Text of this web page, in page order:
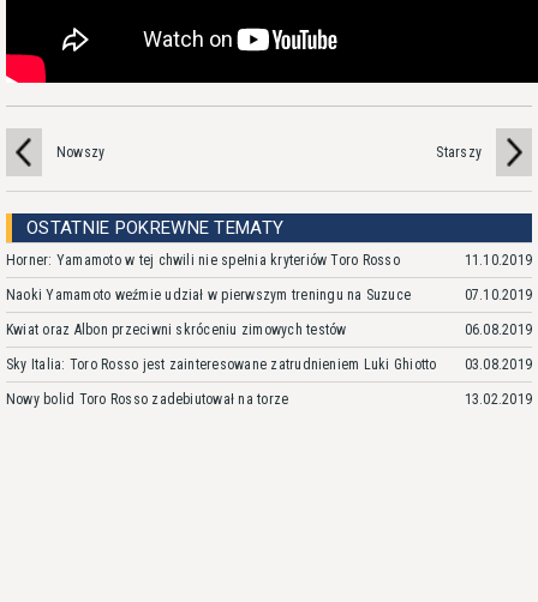
Nowszy Starszy
OSTATNIE POKREWNE TEMATY
Horner: Yamamoto w tej chwili nie spełnia kryteriów Toro Rosso 11.10.2019
Naoki Yamamoto weźmie udział w pierwszym treningu na Suzuce 07.10.2019
Kwiat oraz Albon przeciwni skróceniu zimowych testów 06.08.2019
Sky Italia: Toro Rosso jest zainteresowane zatrudnieniem Luki Ghiotto 03.08.2019
Nowy bolid Toro Rosso zadebiutował na torze 13.02.2019